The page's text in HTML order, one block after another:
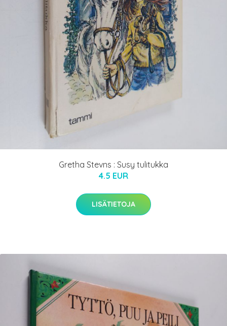
Gretha Stevns : Susy tulitukka
4.5 EUR
LISÄTIETOJA